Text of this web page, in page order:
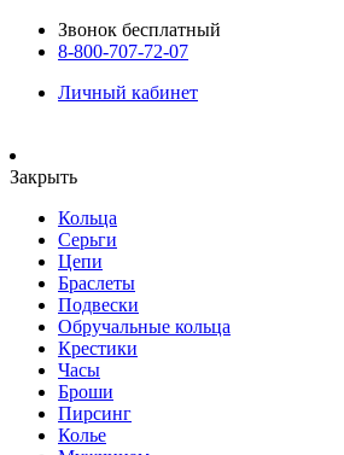
Звонок бесплатный
8-800-707-72-07
Личный кабинет
Закрыть
Кольца
Серьги
Цепи
Браслеты
Подвески
Обручальные кольца
Крестики
Часы
Броши
Пирсинг
Колье